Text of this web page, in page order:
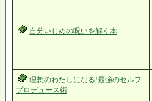
自分いじめの呪いを解く本
理想のわたしになる!最強のセルフ
プロデュース術